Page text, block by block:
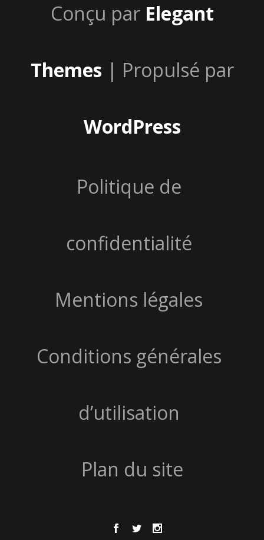
Conçu par Elegant
Themes | Propulsé par
WordPress
Politique de
confidentialité
Mentions légales
Conditions générales
d’utilisation
Plan du site